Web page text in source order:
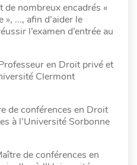
nombreux encadrés «
», ..., afin d’aider le
l’examen d’entrée au
en Droit privé et
Clermont
de conférences en Droit
à l’Université Sorbonne
de conférences en